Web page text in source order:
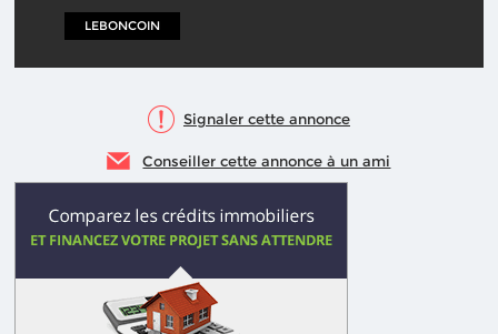
LEBONCOIN
Signaler cette annonce
Conseiller cette annonce à un ami